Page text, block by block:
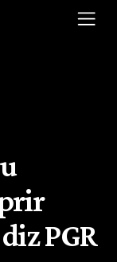
PGR